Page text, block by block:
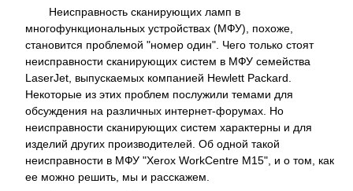
Неисправность сканирующих ламп в
многофункциональных устройствах (МФУ), похоже,
становится проблемой "номер один". Чего только стоят
неисправности сканирующих систем в МФУ семейства
LaserJet, выпускаемых компанией Hewlett Packard.
Некоторые из этих проблем послужили темами для
обсуждения на различных интернет-форумах. Но
неисправности сканирующих систем характерны и для
изделий других производителей. Об одной такой
неисправности в МФУ "Xerox WorkCentre M15", и о том, как
ее можно решить, мы и расскажем.